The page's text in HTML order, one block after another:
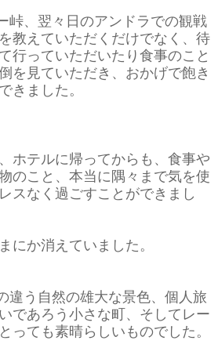
峠、翌々日のアンドラでの観戦
教えていただくだけでなく、 待
行っていただいたり食事のこと
を見ていただき、 おかげで飽き
きました。
ホテルに帰ってからも、 食事や
のこと、 本当に隅々まで気を使
スなく過ごすことができまし
にか消えていました。
違う自然の雄大な景色、 個人旅
であろう小さな町、 そしてレー
っても素晴らしいものでした。